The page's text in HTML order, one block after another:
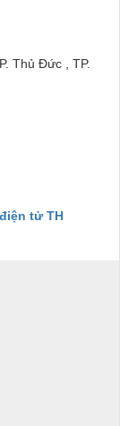
Thủ Đức , TP.
tử TH